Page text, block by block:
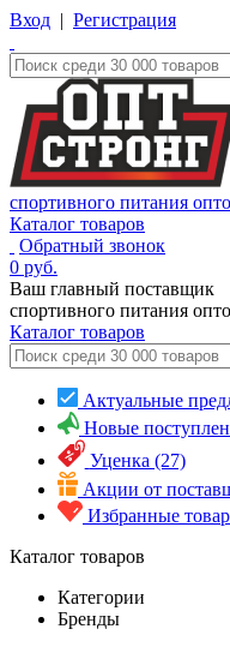
Вход | Регистрация
спортивного питания
Каталог товаров
Обратный звонок
0 руб.
Ваш главный поставщик
спортивного питания
Каталог товаров
Актуальные
Новые
Уценка (27)
Акции от
Избранные
Каталог товаров
Категории
Бренды